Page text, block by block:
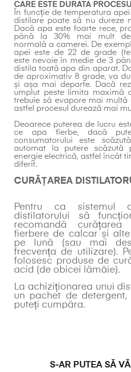
CARE ESTE DURATA
În funcție de temperatura
distilare poate să nu dureze
Dacă apa este foarte rece,
până la 30% mai mult
normală a camerei. De
apei este de 22 de grade
este nevoie în medie de 3
distila toată apa din aparat.
de aproximativ 8 grade, va
și așa mai departe. Dacă
umplut peste limita maximă
trebuie să evapore mai multă
astfel procesul durează mai
Deoarece puterea de lucru
ce apa fierbe, dacă
consumatorului este
automat la putere scăzută
energie electrică, astfel încât
diferit.
CURĂȚAREA
Pentru ca sistemul
distilatorului să
recomandă curățarea
fierbere de calcar și
pe lună (sau mai
frecvența de utilizare).
folosesc produse de
acid (de obicei lămâie).
La achiziționarea unui
un pachet de
puteți cumpăra.
S-AR PUTEA SĂ